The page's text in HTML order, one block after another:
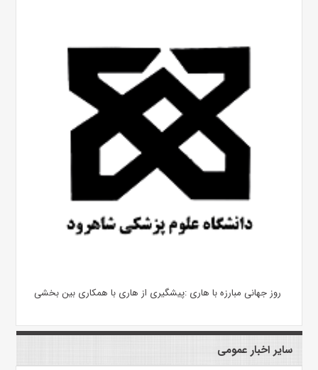
روز جهانی مبارزه با هاری :پیشگیری از هاری با همکاری بین بخشی
سایر اخبار عمومی